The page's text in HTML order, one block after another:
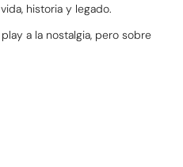
historia y legado.
a la nostalgia, pero sobre